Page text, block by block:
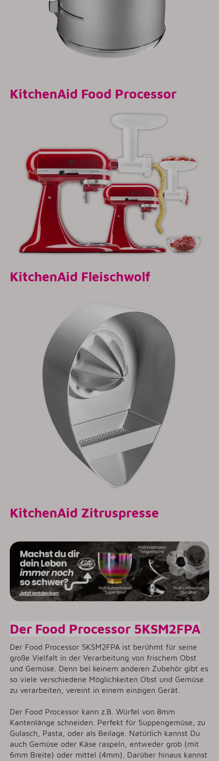
KitchenAid Food Processor
KitchenAid Fleischwolf
KitchenAid Zitruspresse
Der Food Processor 5KSM2FPA
Der Food Processor 5KSM2FPA ist berühmt für seine
große Vielfalt in der Verarbeitung von frischem Obst
und Gemüse. Denn bei keinem anderen Zubehör gibt es
so viele verschiedene Möglichkeiten Obst und Gemüse
zu verarbeiten, vereint in einem einzigen Gerät.
Der Food Processor kann z.B. Würfel von 8mm
Kantenlänge schneiden. Perfekt für Suppengemüse, zu
Gulasch, Pasta, oder als Beilage. Natürlich kannst Du
auch Gemüse oder Käse raspeln, entweder grob (mit
6mm Breite) oder mittel (4mm). Darüber hinaus kannst